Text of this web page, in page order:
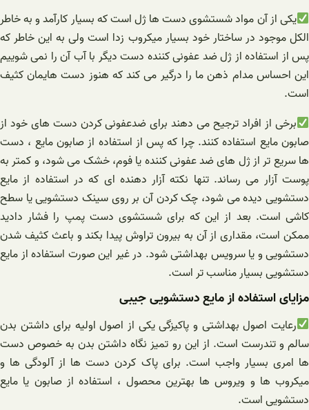
یکی از آن مواد شستشوی دست ها ژل است که بسیار کارآمد و به خاطر
الکل موجود در ساختار خود بسیار میکروب زدا است ولی به این خاطر که
پس از استفاده از ژل ضد عفونی کننده دست دیگر با آب آن را نمی شوییم
این احساس مدام ذهن ما را درگیر می کند که هنوز دست هایمان کثیف
است.
برخی از افراد ترجیح می دهند برای ضدعفونی کردن دست های خود از
صابون مایع استفاده کنند. چرا که پس از استفاده از صابون مایع ، دست
ها سریع تر از ژل های ضد عفونی کننده یا فوم، خشک می‌ شود، و کمتر به
پوست آزار می رساند. تنها نکته آزار دهنده ای که در استفاده از مایع
دستشویی دیده می شود، چک کردن آن بر روی سینک دستشویی یا سطح
کاشی است. بعد از این‌ که برای شستشوی دست پمپ را فشار دادید
ممکن است، مقداری از آن به بیرون تراوش پیدا بکند و باعث کثیف شدن
دستشویی و یا سرویس بهداشتی شود. در غیر این صورت استفاده از مایع
دستشویی بسیار مناسب تر است.
مزایای استفاده از مایع دستشویی جیبی
رعایت اصول بهداشتی و پاکیزگی یکی از اصول اولیه برای داشتن بدن
سالم و تندرست است. از این رو تمیز نگاه داشتن بدن به خصوص دست‌
ها امری بسیار واجب است. برای پاک کردن دست‌ ها از آلودگی ها و
میکروب ها و ویروس ها بهترین محصول ، استفاده از صابون یا مایع
دستشویی است.